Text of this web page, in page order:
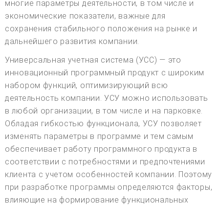
многие параметры деятельности, в том числе и
экономические показатели, важные для
сохранения стабильного положения на рынке и
дальнейшего развития компании.
Универсальная учетная система (УСС) — это
инновационный программный продукт с широким
набором функций, оптимизирующий всю
деятельность компании. УСУ можно использовать
в любой организации, в том числе и на парковке.
Обладая гибкостью функционала, УСУ позволяет
изменять параметры в программе и тем самым
обеспечивает работу программного продукта в
соответствии с потребностями и предпочтениями
клиента с учетом особенностей компании. Поэтому
при разработке программы определяются факторы,
влияющие на формирование функциональных